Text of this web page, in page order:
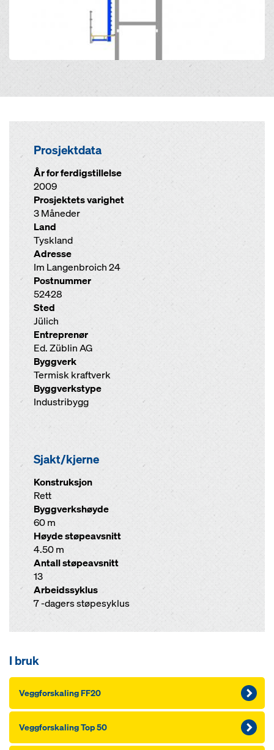
Prosjektdata
År for ferdigstillelse
2009
Prosjektets varighet
3 Måneder
Land
Tyskland
Adresse
Im Langenbroich 24
Postnummer
52428
Sted
Jülich
Entreprenør
Ed. Züblin AG
Byggverk
Termisk kraftverk
Byggverkstype
Industribygg
Sjakt/kjerne
Konstruksjon
Rett
Byggverkshøyde
60 m
Høyde støpeavsnitt
4.50 m
Antall støpeavsnitt
13
Arbeidssyklus
7 -dagers støpesyklus
I bruk
Veggforskaling FF20
Veggforskaling Top 50